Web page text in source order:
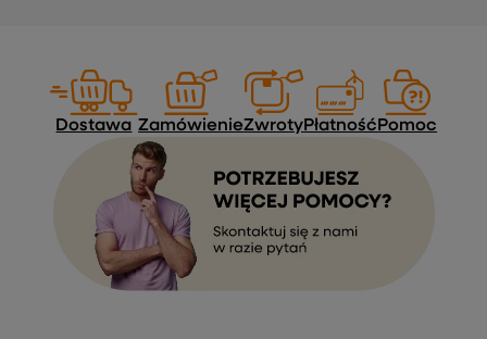
Dostawa ZamówienieZwrotyPłatność Pomoc